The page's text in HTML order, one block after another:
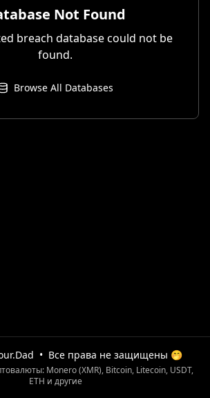
Not Found
breach database could not be
found.
Browse All Databases
• Все права не защищены 🤭
Monero (XMR), Bitcoin, Litecoin, USDT,
ETH и другие